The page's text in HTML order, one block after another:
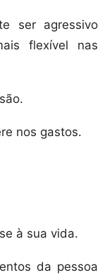
ser agressivo
flexível nas
nos gastos.
à sua vida.
da pessoa